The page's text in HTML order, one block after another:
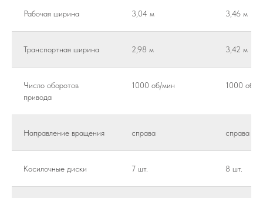
Рабочая ширина 3,04 м 3,46 м
Транспортная ширина 2,98 м 3,42 м
Число оборотов
привода
1000 об/мин 1000 об/
Направление вращения справа справа
Косилочные диски 7 шт. 8 шт.